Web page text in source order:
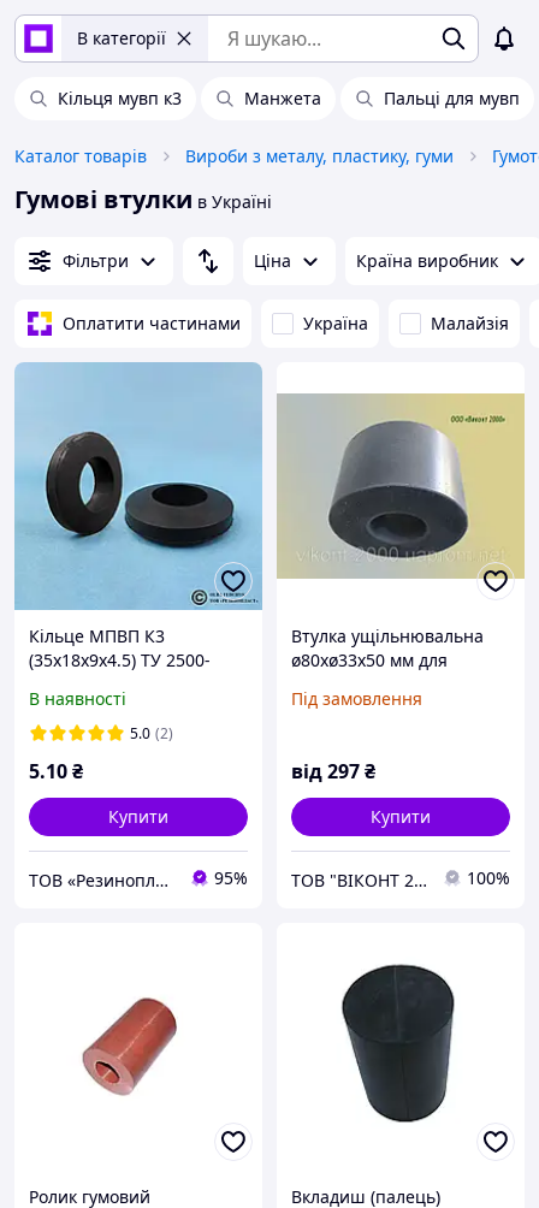
В категорії
Кільця мувп к3 Манжета Пальці для мувп
Каталог товарів Вироби з металу, пластику, гуми
Гумові втулки в Україні
Фільтри Ціна Країна виробник
Оплатити частинами Україна Малайзія
Кільце МПВП К3
(35х18х9х4.5) ТУ 2500-
В наявності
5.0 (2)
5.10₴
Купити
ТОВ «Резинопласт». Завод ГТВ. Гумотехнічні вироби, металообробка 95%
Втулка ущільнювальна
ø80хø33х50 мм для
Під замовлення
від297₴
Купити
ТОВ "ВІКОНТ 2000" 100%
Ролик гумовий Вкладиш (палець)